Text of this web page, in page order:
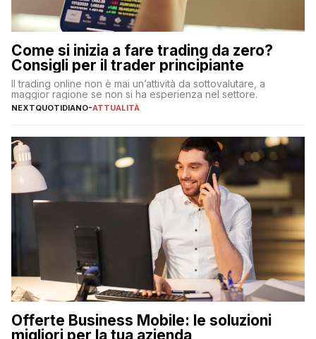
Come si inizia a fare trading da zero?
Consigli per il trader principiante
Il trading online non è mai un’attività da sottovalutare, a
maggior ragione se non si ha esperienza nel settore.
NEXTQUOTIDIANO-ATTUALITÀ
Offerte Business Mobile: le soluzioni
migliori per la tua azienda